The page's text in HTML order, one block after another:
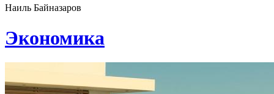
Наиль Байназаров
Экономика